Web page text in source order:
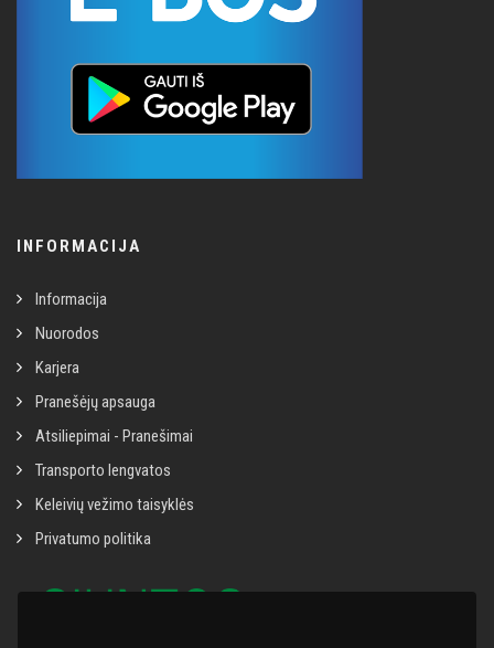
INFORMACIJA
Informacija
Nuorodos
Karjera
Pranešėjų apsauga
Atsiliepimai - Pranešimai
Transporto lengvatos
Keleivių vežimo taisyklės
Privatumo politika